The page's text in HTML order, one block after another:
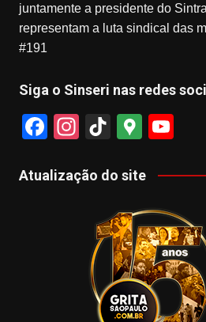
juntamente a presidente do
representam a luta sindical das
#191
Siga o Sinseri nas redes
F
c
In
a
m
Ti
T
k
G
o
gl
e
M
a
p
u
u
b
e
Atualização do site